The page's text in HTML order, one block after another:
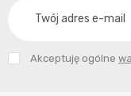
Akceptuję ogólne